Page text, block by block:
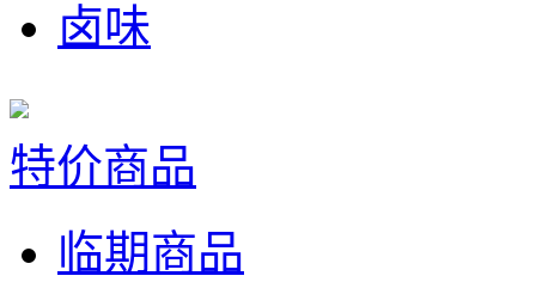
卤味
特价商品
临期商品